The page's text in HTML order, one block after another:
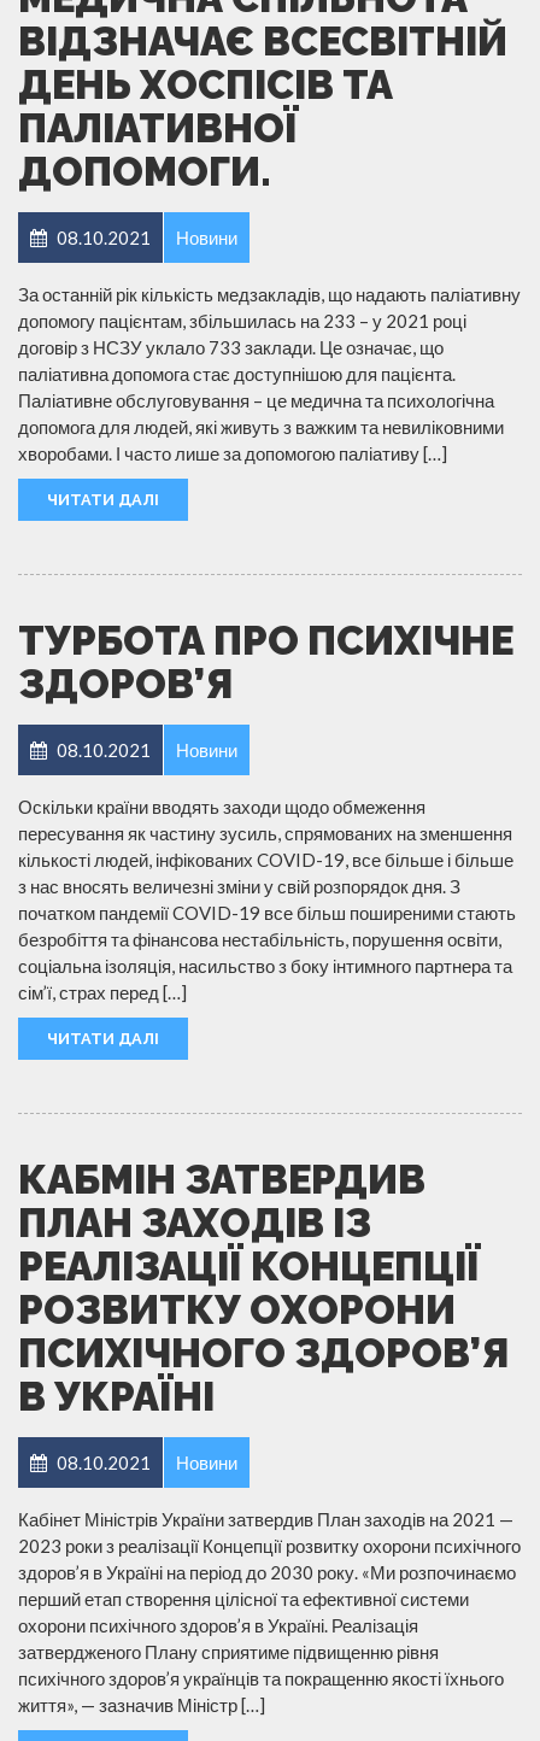
ВІДЗНАЧАЄ ВСЕСВІТНІЙ
ДЕНЬ ХОСПІСІВ ТА
ПАЛІАТИВНОЇ
ДОПОМОГИ.
08.10.2021 Новини
За останній рік кількість медзакладів, що надають паліативну
допомогу пацієнтам, збільшилась на 233 – у 2021 році
договір з НСЗУ уклало 733 заклади. Це означає, що
паліативна допомога стає доступнішою для пацієнта.
Паліативне обслуговування – це медична та психологічна
допомога для людей, які живуть з важким та невиліковними
хворобами. І часто лише за допомогою паліативу […]
ЧИТАТИ ДАЛІ
ТУРБОТА ПРО ПСИХІЧНЕ
ЗДОРОВ’Я
08.10.2021 Новини
Оскільки країни вводять заходи щодо обмеження
пересування як частину зусиль, спрямованих на зменшення
кількості людей, інфікованих COVID-19, все більше і більше
з нас вносять величезні зміни у свій розпорядок дня. З
початком пандемії COVID-19 все більш поширеними стають
безробіття та фінансова нестабільність, порушення освіти,
соціальна ізоляція, насильство з боку інтимного партнера та
сім’ї, страх перед […]
ЧИТАТИ ДАЛІ
КАБМІН ЗАТВЕРДИВ
ПЛАН ЗАХОДІВ ІЗ
РЕАЛІЗАЦІЇ КОНЦЕПЦІЇ
РОЗВИТКУ ОХОРОНИ
ПСИХІЧНОГО ЗДОРОВ’Я
В УКРАЇНІ
08.10.2021 Новини
Кабінет Міністрів України затвердив План заходів на 2021 —
2023 роки з реалізації Концепції розвитку охорони психічного
здоров’я в Україні на період до 2030 року. «Ми розпочинаємо
перший етап створення цілісної та ефективної системи
охорони психічного здоров’я в Україні. Реалізація
затвердженого Плану сприятиме підвищенню рівня
психічного здоров’я українців та покращенню якості їхнього
життя», — зазначив Міністр […]